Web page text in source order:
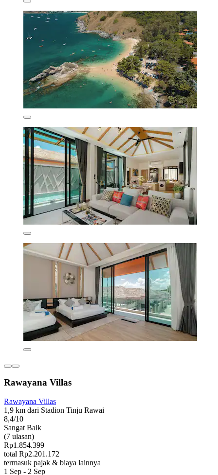
Rawayana Villas
Rawayana Villas
1,9 km dari Stadion Tinju Rawai
8,4/10
Sangat Baik
(7 ulasan)
Rp1.854.399
total Rp2.201.172
termasuk pajak & biaya lainnya
1 Sep - 2 Sep